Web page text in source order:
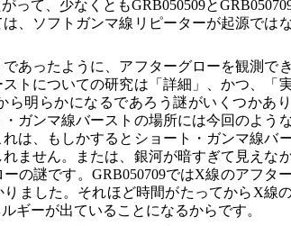
って、少なくともGRB050509と
、ソフトガンマ線リピーターが起源では
あったように、アフターグローを観測で
トについての研究は「詳細」、かつ、「
ら明らかになるであろう謎がいくつかあ
ガンマ線バーストの場所には今回のよう
は、もしかするとショート・ガンマ線バ
ません。または、銀河が暗すぎて見えな
の謎です。GRB050709ではX線のアフタ
ました。それほど時間がたってからX線
ギーが出ていることになるからです。